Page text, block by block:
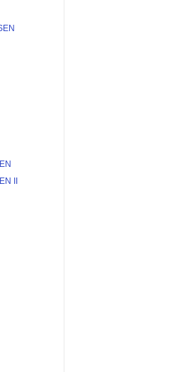
II